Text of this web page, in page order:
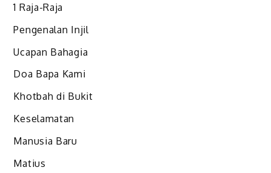
1 Raja-Raja
Pengenalan Injil
Ucapan Bahagia
Doa Bapa Kami
Khotbah di Bukit
Keselamatan
Manusia Baru
Matius